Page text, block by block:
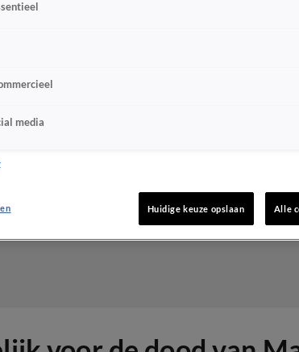
media
Huidige keuze opslaan Alle